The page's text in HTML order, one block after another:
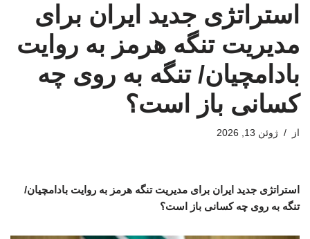
استراتژی جدید ایران برای
مدیریت تنگه هرمز به روایت
بادامچیان/ تنگه به روی چه
کسانی باز است؟
از ژوئن 13, 2026
استراتژی جدید ایران برای مدیریت تنگه هرمز به روایت بادامچیان/
تنگه به روی چه کسانی باز است؟